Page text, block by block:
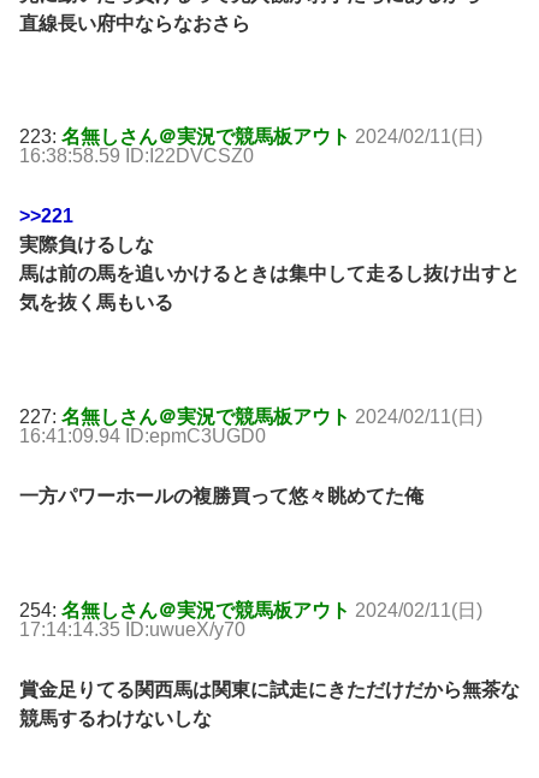
直線長い府中ならなおさら
223: 名無しさん＠実況で競馬板アウト 2024/02/11(日)
16:38:58.59 ID:I22DVCSZ0
>>221
実際負けるしな
馬は前の馬を追いかけるときは集中して走るし抜け出すと
気を抜く馬もいる
227: 名無しさん＠実況で競馬板アウト 2024/02/11(日)
16:41:09.94 ID:epmC3UGD0
一方パワーホールの複勝買って悠々眺めてた俺
254: 名無しさん＠実況で競馬板アウト 2024/02/11(日)
17:14:14.35 ID:uwueX/y70
賞金足りてる関西馬は関東に試走にきただけだから無茶な
競馬するわけないしな